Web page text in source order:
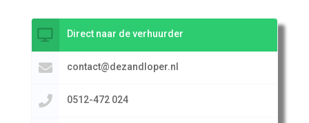
Direct naar de verhuurder
contact@dezandloper.nl
0512-472 024